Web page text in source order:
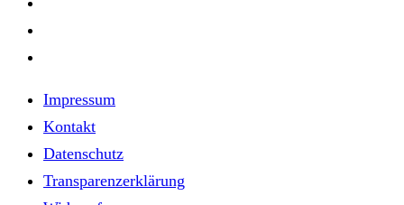
Impressum
Kontakt
Datenschutz
Transparenzerklärung